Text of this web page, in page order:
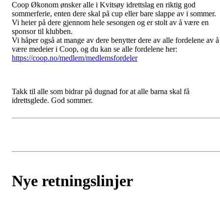
Coop Økonom ønsker alle i Kvitsøy idrettslag en riktig god
sommerferie, enten dere skal på cup eller bare slappe av i sommer.
Vi heier på dere gjennom hele sesongen og er stolt av å være en
sponsor til klubben.
Vi håper også at mange av dere benytter dere av alle fordelene av å
være medeier i Coop, og du kan se alle fordelene her:
https://coop.no/medlem/medlemsfordeler
Takk til alle som bidrar på dugnad for at alle barna skal få
idrettsglede. God sommer.
Nye retningslinjer